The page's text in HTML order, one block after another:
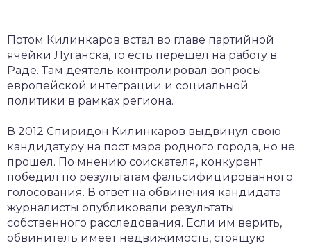
Потом Килинкаров встал во главе партийной
ячейки Луганска, то есть перешел на работу в
Раде. Там деятель контролировал вопросы
европейской интеграции и социальной
политики в рамках региона.
В 2012 Спиридон Килинкаров выдвинул свою
кандидатуру на пост мэра родного города, но не
прошел. По мнению соискателя, конкурент
победил по результатам фальсифицированного
голосования. В ответ на обвинения кандидата
журналисты опубликовали результаты
собственного расследования. Если им верить,
обвинитель имеет недвижимость, стоящую